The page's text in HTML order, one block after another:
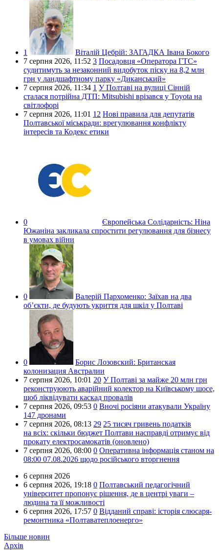
1 Віталій Цебрій: ЗАГАДКА Івана Бокого
7 серпня 2026, 11:52 3 Посадовця «Оператора ГТС»
судитимуть за незаконний видобуток піску на 8,2 млн
грн у ландшафтному парку «Диканський»
7 серпня 2026, 11:34 1 У Полтаві на вулиці Сінній
сталася потрійна ДТП: Mitsubishi врізався у Toyota на
світлофорі
7 серпня 2026, 11:01 12 Нові правила для депутатів
Полтавської міськради: врегулювання конфлікту
інтересів та Кодекс етики
0 Європейська Солідарність: Ніна
Южаніна закликала спростити регулювання для бізнесу
в умовах війни
0 Валерій Пархоменко: Заїхав на два
об’єкти, де будують укриття для шкіл у Полтаві
0 Борис Лозовский: Британская
колонизация Австралии
7 серпня 2026, 10:01 20 У Полтаві за майже 20 млн грн
реконструюють аварійний колектор на Київському шосе,
щоб ліквідувати каскад провалів
7 серпня 2026, 09:53 0 Вночі росіяни атакували Україну
147 дронами
7 серпня 2026, 08:13 29 25 тисяч гривень податків
на всіх: скільки бюджет Полтави насправді отримує від
прокату електросамокатів (оновлено)
7 серпня 2026, 08:00 0 Оперативна інформація станом на
08:00 07.08.2026 щодо російського вторгнення
6 серпня 2026
6 серпня 2026, 19:18 0 Полтавський педагогічний
університет пропонує рішення, де в центрі уваги –
людина та її можливості
6 серпня 2026, 17:57 0 Відданий справі: історія слюсаря-
ремонтника «Полтаватеплоенерго»
Більше новин
Архів